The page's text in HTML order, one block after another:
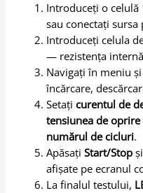
Introduceți o
sau conectați sursa
Introduceți celula
— rezistența
Navigați în meniu
încărcare,
Setațicurentul de
tensiunea de oprire
numărul de cicluri.
ApăsațiStart/Stop
afișate pe ecranul
La finalul testului,